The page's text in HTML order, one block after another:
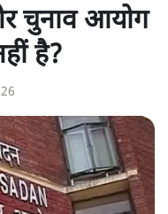
चुनाव आयोग
है?